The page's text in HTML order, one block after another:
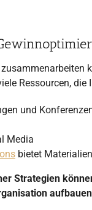
Ressourcen,
und
Media
bietet
Strategien